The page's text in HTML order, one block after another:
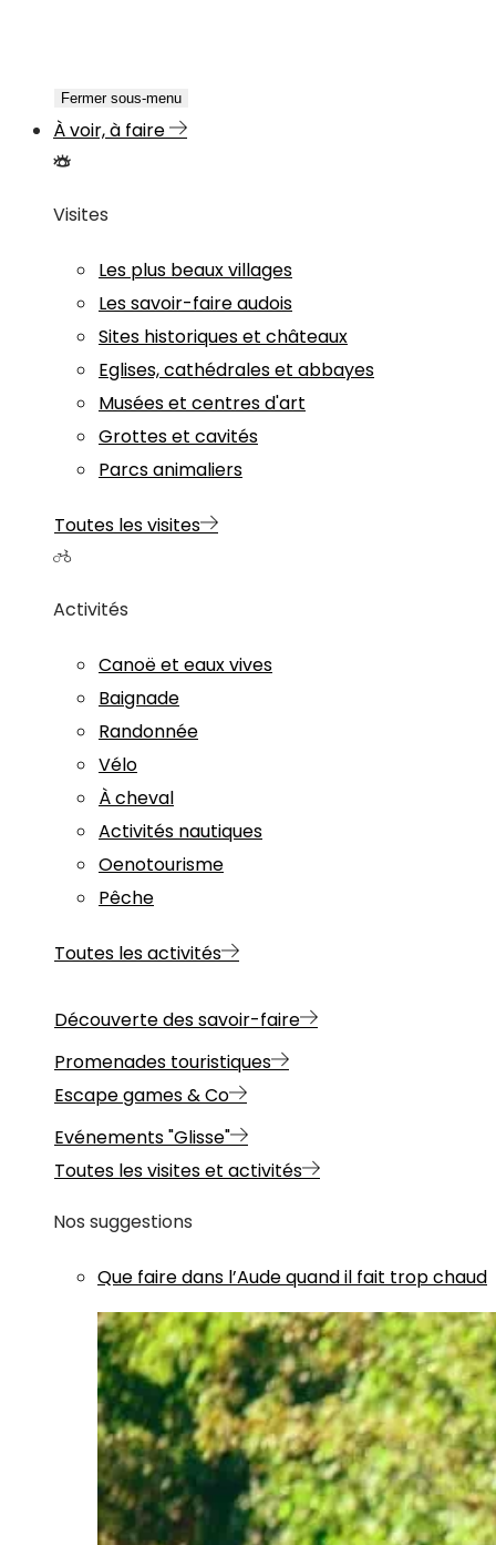
Fermer sous-menu
À voir, à faire
Visites
Les plus beaux villages
Les savoir-faire audois
Sites historiques et châteaux
Eglises, cathédrales et abbayes
Musées et centres d'art
Grottes et cavités
Parcs animaliers
Toutes les visites
Activités
Canoë et eaux vives
Baignade
Randonnée
Vélo
À cheval
Activités nautiques
Oenotourisme
Pêche
Toutes les activités
Découverte des savoir-faire
Promenades touristiques
Escape games & Co
Evénements "Glisse"
Toutes les visites et activités
Nos suggestions
Que faire dans l’Aude quand il fait trop chaud